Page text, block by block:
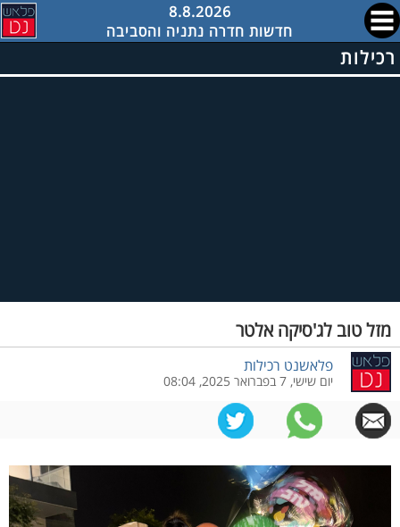
8.8.2026
חדשות חדרה נתניה והסביבה
רכילות
מזל טוב לג'סיקה אלטר
פלאשנט רכילות
יום שישי, 7 בפברואר 2025, 08:04